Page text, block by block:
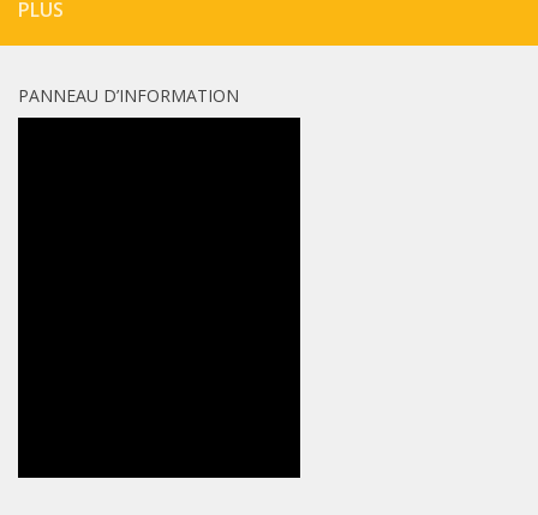
PLUS
PANNEAU D’INFORMATION